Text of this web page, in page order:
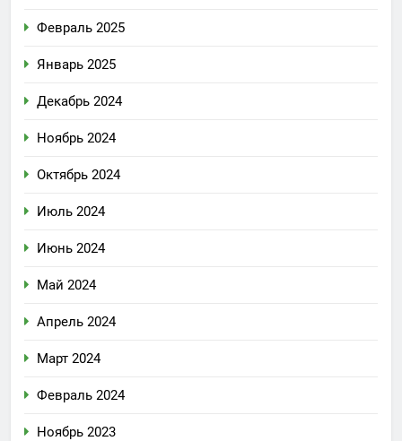
Февраль 2025
Январь 2025
Декабрь 2024
Ноябрь 2024
Октябрь 2024
Июль 2024
Июнь 2024
Май 2024
Апрель 2024
Март 2024
Февраль 2024
Ноябрь 2023